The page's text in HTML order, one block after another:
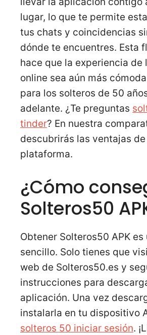
lugar, lo que te permite
tus chats y coincidencias
dónde te encuentres. Esta
hace que la experiencia de
online sea aún más
para los solteros de 50
adelante. ¿Te preguntas
tinder? En nuestra
descubrirás las ventajas
plataforma.
¿Cómo
Solteros50
Obtener Solteros50 APK
sencillo. Solo tienes que
web de Solteros50.es y
instrucciones para
aplicación. Una vez
instalarla en tu dispositivo
solteros 50 iniciar sesión.